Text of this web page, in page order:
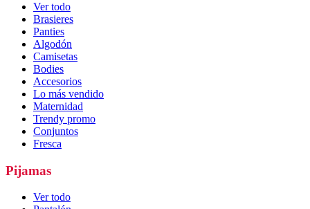
Ver todo
Brasieres
Panties
Algodón
Camisetas
Bodies
Accesorios
Lo más vendido
Maternidad
Trendy promo
Conjuntos
Fresca
Pijamas
Ver todo